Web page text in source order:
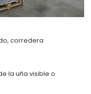
corredera
la uña visible o